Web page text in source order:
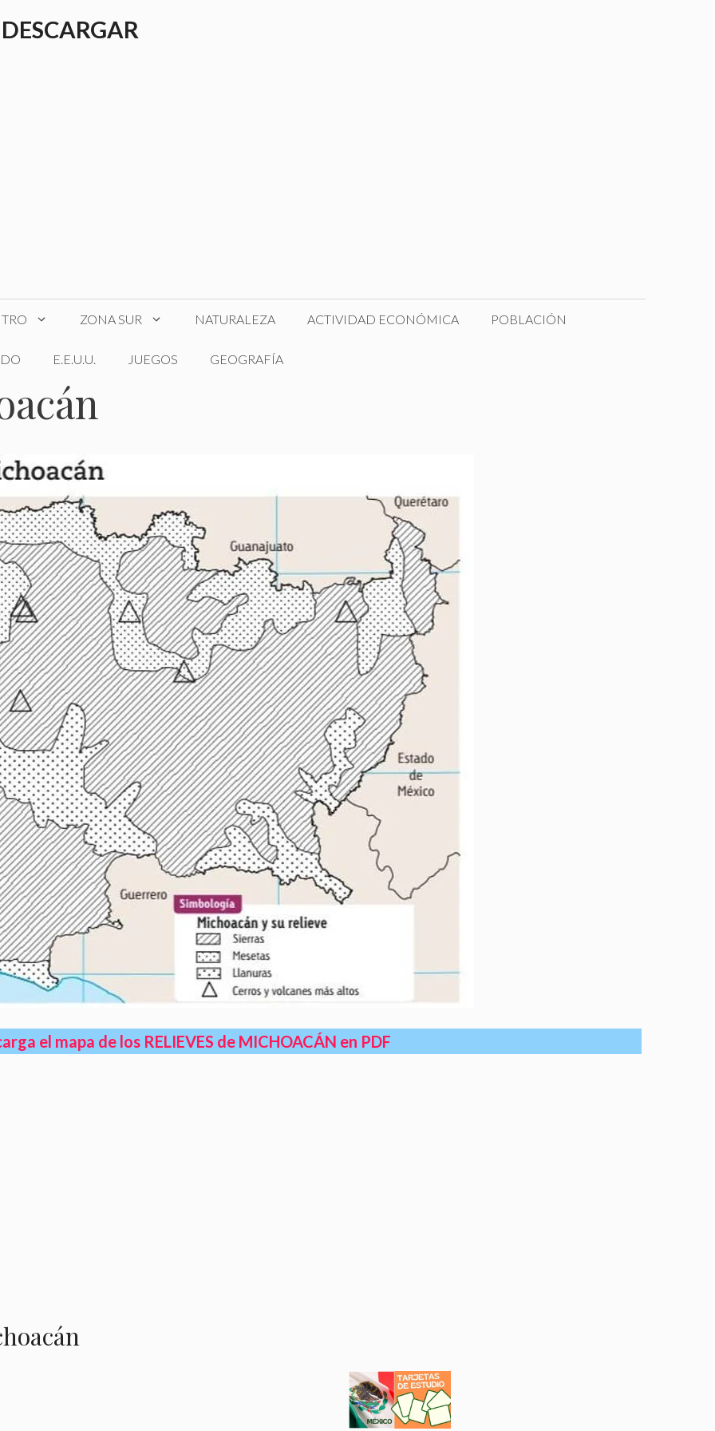
ZONA SUR NATURALEZA ACTIVIDAD ECONÓMICA POBLACIÓN
E.E.U.U. JUEGOS GEOGRAFÍA
el mapa de los RELIEVES de MICHOACÁN en PDF